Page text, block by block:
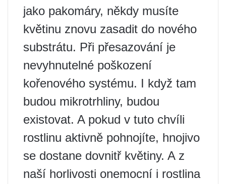
jako pakomáry, někdy musíte
květinu znovu zasadit do nového
substrátu. Při přesazování je
nevyhnutelné poškození
kořenového systému. I když tam
budou mikrotrhliny, budou
existovat. A pokud v tuto chvíli
rostlinu aktivně pohnojíte, hnojivo
se dostane dovnitř květiny. A z
naší horlivosti onemocní i rostlina